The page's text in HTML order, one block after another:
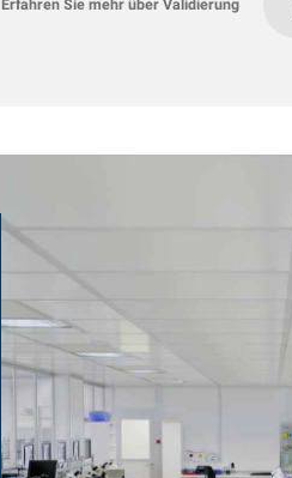
Erfahren Sie mehr über Validierung